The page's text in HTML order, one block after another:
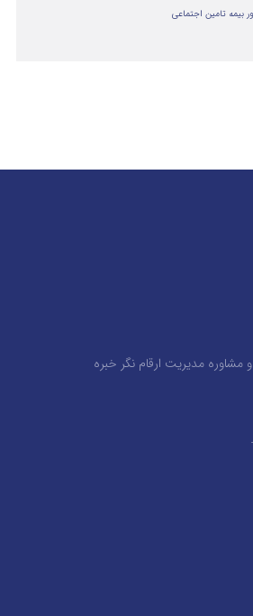
بیمه تامین اجتماعی
مدیریت ارقام نگر خبره